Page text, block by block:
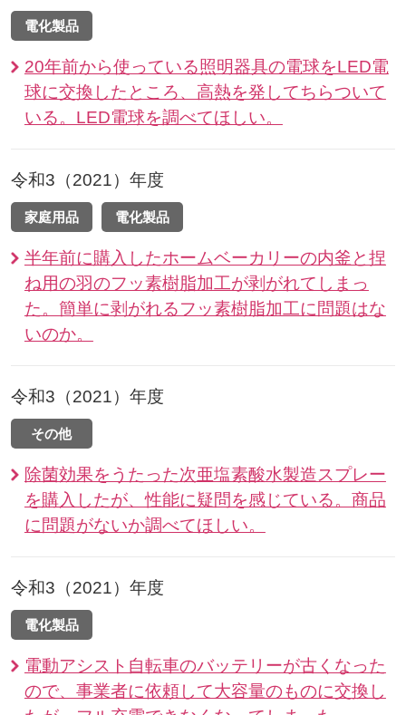
電化製品
20年前から使っている照明器具の電球をLED電
球に交換したところ、高熱を発してちらついて
いる。LED電球を調べてほしい。
令和3（2021）年度
家庭用品 電化製品
半年前に購入したホームベーカリーの内釜と捏
ね用の羽のフッ素樹脂加工が剥がれてしまっ
た。簡単に剥がれるフッ素樹脂加工に問題はな
いのか。
令和3（2021）年度
その他
除菌効果をうたった次亜塩素酸水製造スプレー
を購入したが、性能に疑問を感じている。商品
に問題がないか調べてほしい。
令和3（2021）年度
電化製品
電動アシスト自転車のバッテリーが古くなった
ので、事業者に依頼して大容量のものに交換し